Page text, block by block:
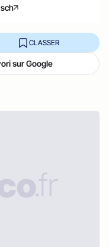
CLASSER
sur Google